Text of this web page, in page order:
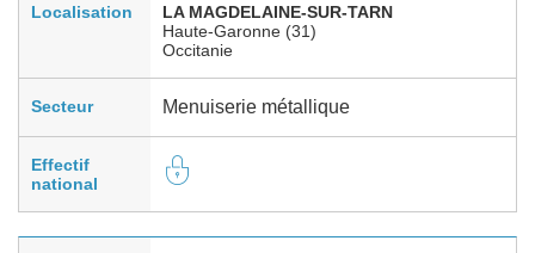
Localisation
LA MAGDELAINE-SUR-TARN
Haute-Garonne (31)
Occitanie
Secteur Menuiserie métallique
Effectif
national